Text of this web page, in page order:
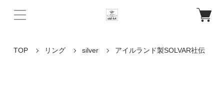
TOP リング silver アイルランド製SOLVAR社伝